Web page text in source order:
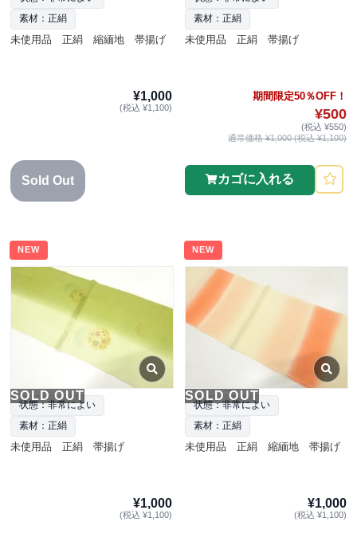
素材：正絹
未使用品 正絹 縮緬地 帯揚げ
¥1,000
(税込 ¥1,100)
Sold Out
素材：正絹
未使用品 正絹 帯揚げ
期間限定50％OFF！
¥500
(税込 ¥550)
通常価格 ¥1,000 (税込 ¥1,100)
カゴに入れる
NEW
SOLD OUT
状態：非常によい
素材：正絹
未使用品 正絹 帯揚げ
¥1,000
(税込 ¥1,100)
NEW
SOLD OUT
状態：非常によい
素材：正絹
未使用品 正絹 縮緬地 帯揚げ
¥1,000
(税込 ¥1,100)